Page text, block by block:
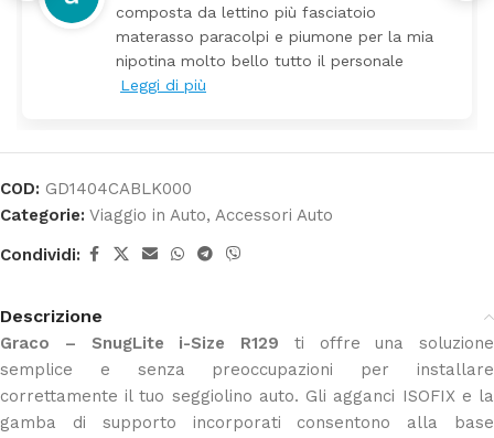
composta da lettino più fasciatoio
materasso paracolpi e piumone per la mia
nipotina molto bello tutto il personale
Leggi di più
COD: GD1404CABLK000
Categorie: Viaggio in Auto, Accessori Auto
Condividi:
Descrizione
Graco – SnugLite i-Size R129 ti offre una soluzione
semplice e senza preoccupazioni per installare
correttamente il tuo seggiolino auto. Gli agganci ISOFIX e la
gamba di supporto incorporati consentono alla base